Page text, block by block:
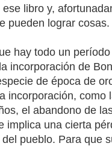
libro y,
pueden lograr cosas.
hay todo un
incorporación de
de época de
incorporación, como
el abandono de
implica una cierta
pueblo. Para que